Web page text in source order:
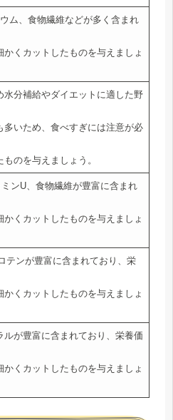
ム、食物繊維などが多く含まれ
かくカットしたものを与えましょ
水分補給やダイエットに適した野
多いため、食べすぎには注意が必
のを与えましょう。
ンU、食物繊維が豊富に含まれ
かくカットしたものを与えましょ
テンが豊富に含まれており、栄
かくカットしたものを与えましょ
ルが豊富に含まれており、栄養価
かくカットしたものを与えましょ